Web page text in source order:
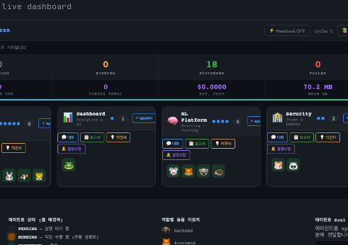
dashboard